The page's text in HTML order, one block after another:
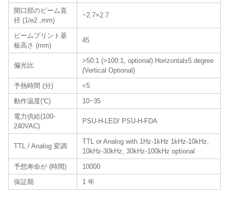
開口部のビーム直
径 (1/e2 ,mm)
~2.7×2.7
ビームプリント基
板高さ (mm)
45
偏光比
>50:1 (>100:1, optional) Horizontal±5 degree
(Vertical Optional)
予熱時間 (分)
<5
動作温度(℃)
10~35
電力供給(100-
240VAC)
PSU-H-LED/ PSU-H-FDA
TTL / Analog 変調
TTL or Analog with 1Hz-1kHz 1kHz-10kHz,
10kHz-30kHz, 30kHz-100kHz optional
予想寿命が (時間)
10000
保証期
1 年